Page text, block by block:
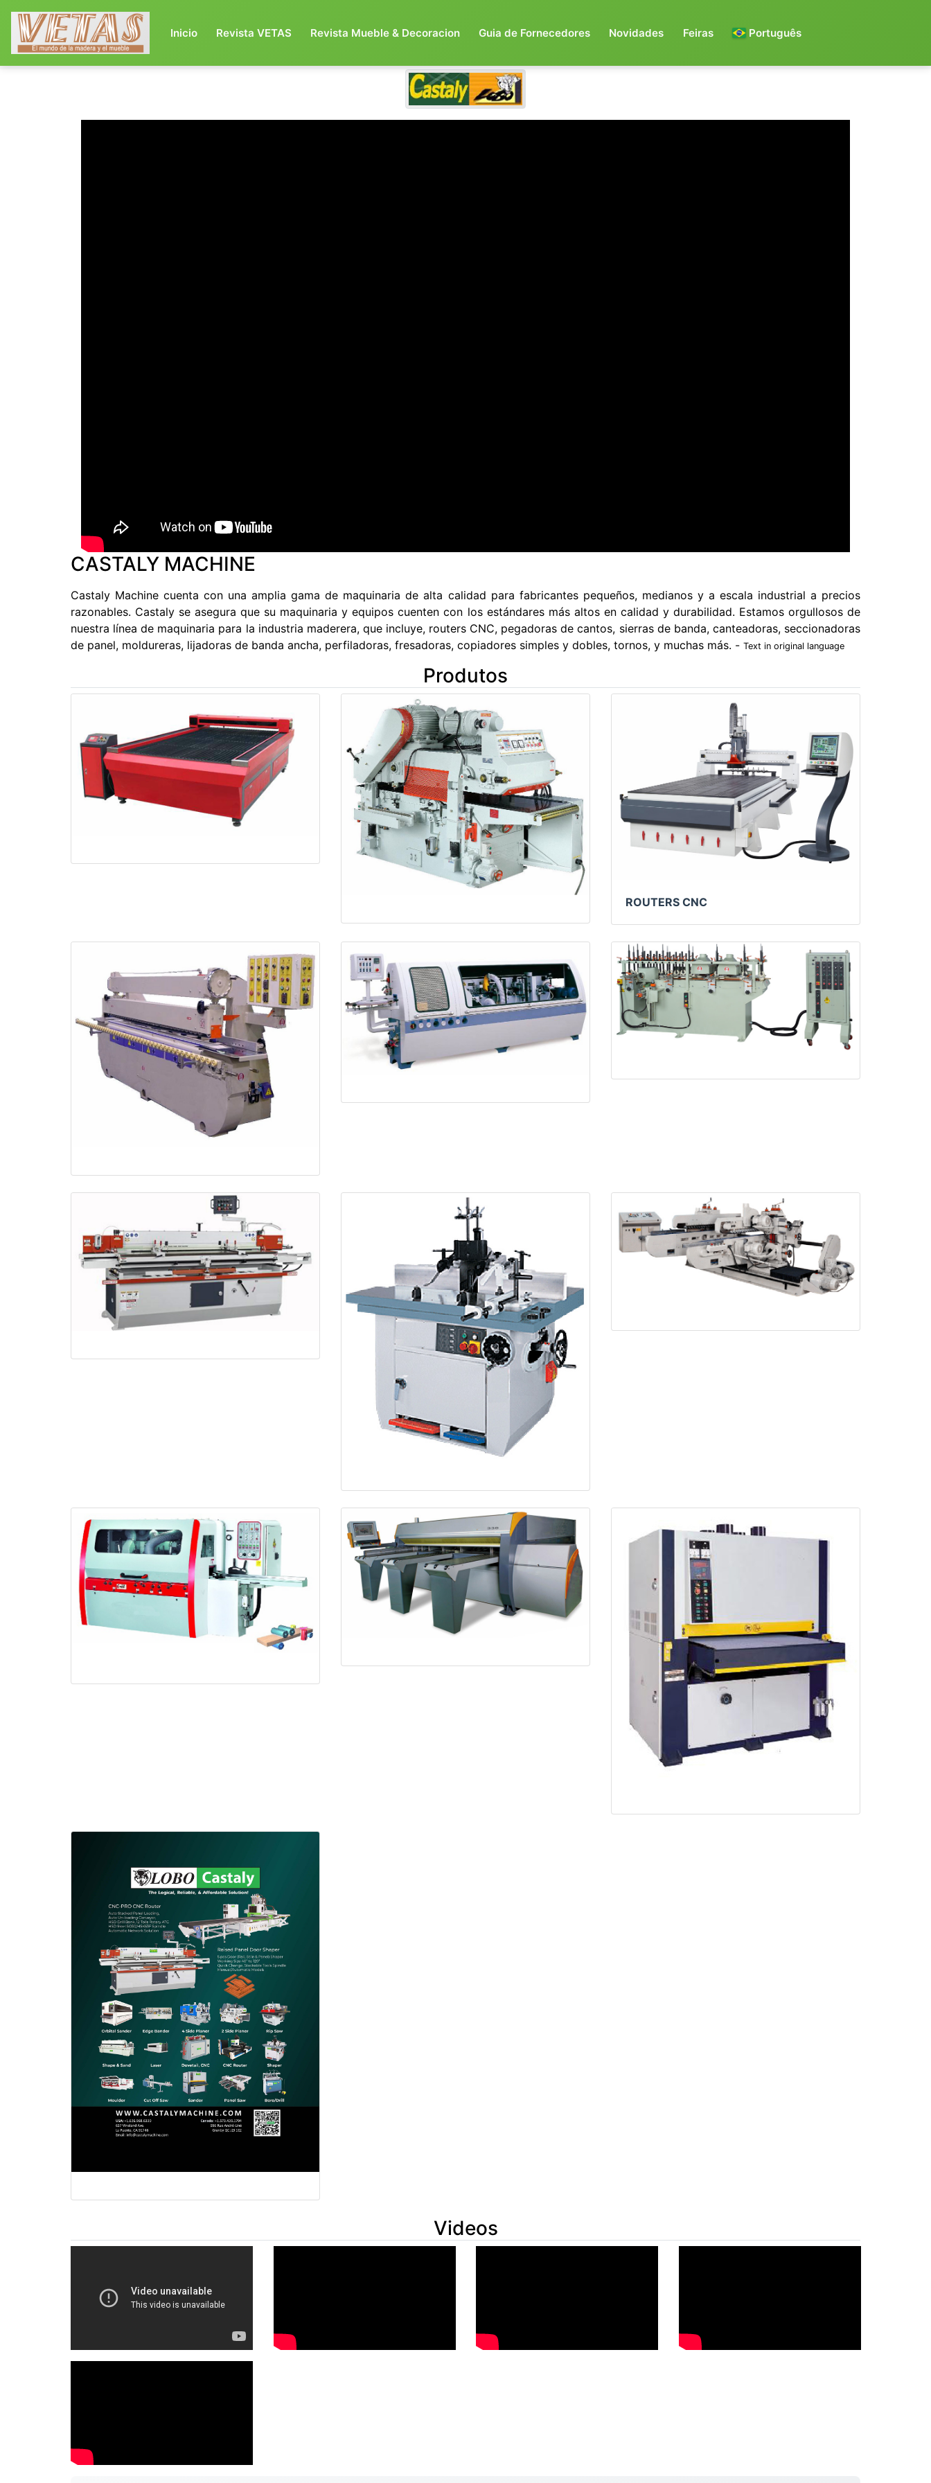
Inicio(current)
Revista VETAS Revista Mueble & Decoracion Guia de Fornecedores Novidades Feiras Português
CASTALY MACHINE
Castaly Machine cuenta con una amplia gama de maquinaria de alta calidad para fabricantes pequeños, medianos y a escala industrial a precios
razonables. Castaly se asegura que su maquinaria y equipos cuenten con los estándares más altos en calidad y durabilidad. Estamos orgullosos de
nuestra línea de maquinaria para la industria maderera, que incluye, routers CNC, pegadoras de cantos, sierras de banda, canteadoras, seccionadoras
de panel, moldureras, lijadoras de banda ancha, perfiladoras, fresadoras, copiadores simples y dobles, tornos, y muchas más. - Text in original language
Produtos
ROUTERS CNC
Videos